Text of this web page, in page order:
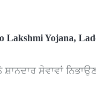
Lakshmi Yojana,
ਸ਼ਾਨਦਾਰ ਸੇਵਾਵਾਂ